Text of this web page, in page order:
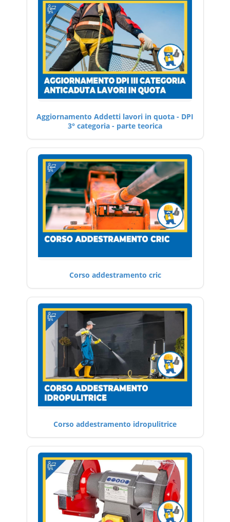
Aggiornamento Addetti lavori in quota - DPI
3° categoria - parte teorica
Corso addestramento cric
Corso addestramento idropulitrice